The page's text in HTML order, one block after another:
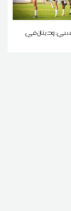
وديتان في